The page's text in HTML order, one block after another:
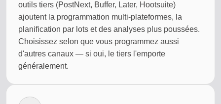
outils tiers (PostNext, Buffer, Later, Hootsuite)
ajoutent la programmation multi-plateformes, la
planification par lots et des analyses plus poussées.
Choisissez selon que vous programmez aussi
d'autres canaux — si oui, le tiers l'emporte
généralement.